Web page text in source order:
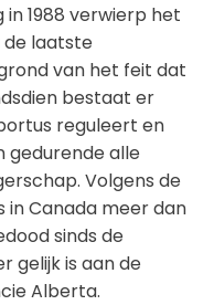
1988 verwierp het
de laatste
van het feit dat
bestaat er
reguleert en
gedurende alle
Volgens de
in Canada meer dan
sinds de
gelijk is aan de
Alberta.